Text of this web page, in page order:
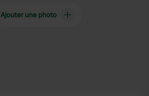
Ajouter une photo